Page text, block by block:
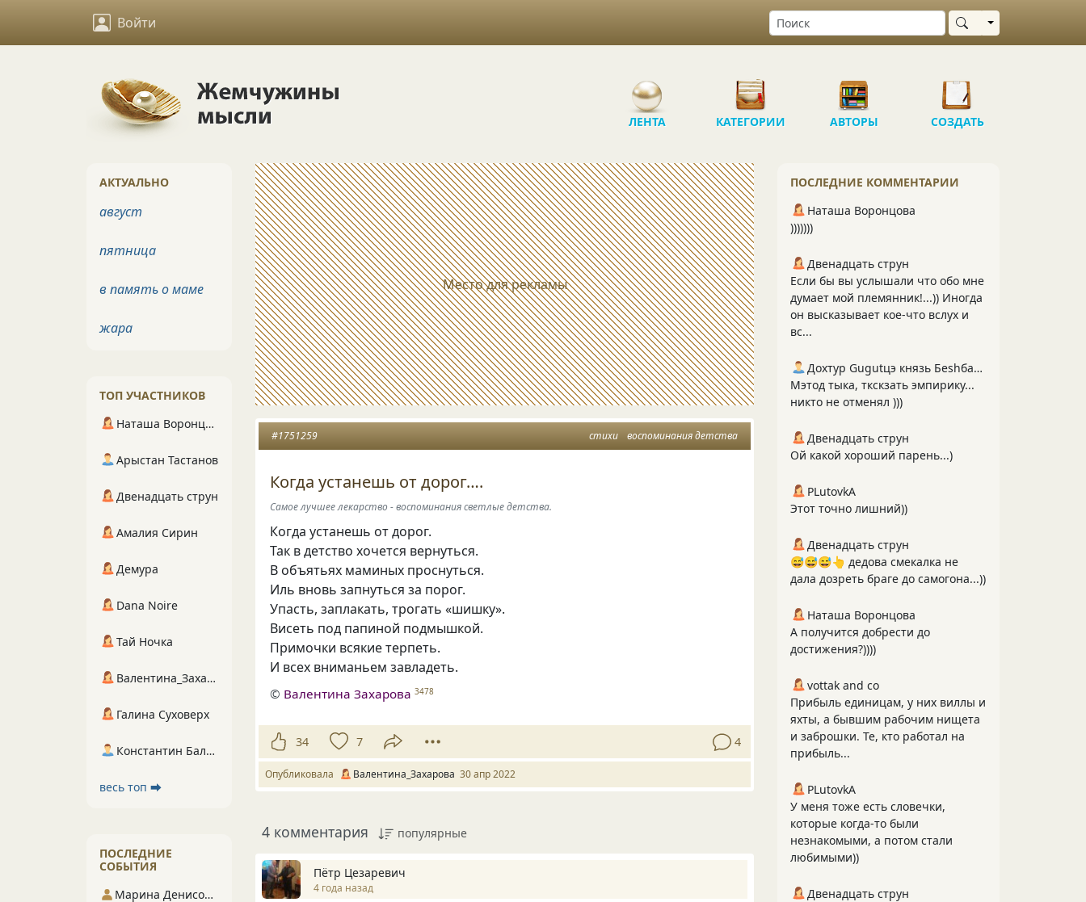
Войти Выбрать область
ЛЕНТА КАТЕГОРИИ АВТОРЫ СОЗДАТЬ
Место для рекламы
стихи воспоминания детства
#1751259
Когда устанешь от дорог….
Самое лучшее лекарство - воспоминания светлые детства.
Когда устанешь от дорог.
Так в детство хочется вернуться.
В объятьях маминых проснуться.
Иль вновь запнуться за порог.
Упасть, заплакать, трогать «шишку».
Висеть под папиной подмышкой.
Примочки всякие терпеть.
И всех вниманьем завладеть.
© Валентина Захарова 3478
34 7 4
Опубликовала Валентина_Захарова 30 апр 2022
4 комментария популярные
Пётр Цезаревич
4 года назад
ПОСЛЕДНИЕ КОММЕНТАРИИ
Наташа Воронцова
)))))))
Двенадцать струн
Если бы вы услышали что обо мне
думает мой племянник!...)) Иногда
он высказывает кое-что вслух и
вс...
Дохтур Gugutцэ князь Беshбармакоff
Мэтод тыка, ткскзать эмпирику...
никто не отменял )))
Двенадцать струн
Ой какой хороший парень...)
PLutоvkА
Этот точно лишний))
Двенадцать струн
😅😅😅👆 дедова смекалка не
дала дозреть браге до самогона...))
Наташа Воронцова
А получится добрести до
достижения?))))
vottak and co
Прибыль единицам, у них виллы и
яхты, а бывшим рабочим нищета
и заброшки. Те, кто работал на
прибыль...
PLutоvkА
У меня тоже есть словечки,
которые когда-то были
незнакомыми, а потом стали
любимыми))
Двенадцать струн
АКТУАЛЬНО
август
пятница
в память о маме
жара
ТОП УЧАСТНИКОВ
Наташа Воронцова
Арыстан Тастанов
Двенадцать струн
Амалия Сирин
Демура
Dana Noire
Тай Ночка
Валентина_Захарова
Галина Суховерх
Константин Балухта
весь топ ⮕
ПОСЛЕДНИЕ
СОБЫТИЯ
Марина Денисова 5